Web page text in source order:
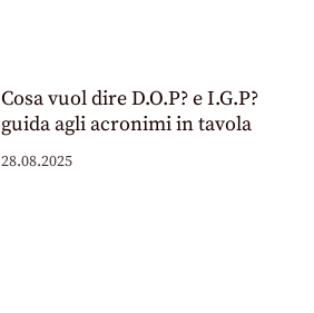
Cosa vuol dire D.O.P? e I.G.P?
guida agli acronimi in tavola
28.08.2025